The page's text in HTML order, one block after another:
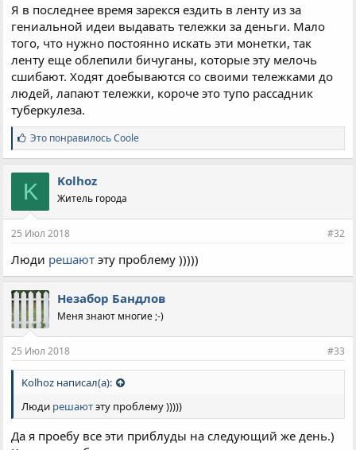
Я в последнее время зарекся ездить в ленту из за
гениальной идеи выдавать тележки за деньги. Мало
того, что нужно постоянно искать эти монетки, так
ленту еще облепили бичуганы, которые эту мелочь
сшибают. Ходят доебываются со своими тележками до
людей, лапают тележки, короче это тупо рассадник
туберкулеза.
С
и
м
п
а
т
и
:
Это понравилосьCoole
K Kolhoz
Житель города
25 Июл 2018 #32
Люди решают эту проблему )))))
Незабор Бандлов
Меня знают многие ;-)
25 Июл 2018 #33
Kolhoz написал(а):
Люди решаютэту проблему )))))
Да я проебу все эти приблуды на следующий же день.)